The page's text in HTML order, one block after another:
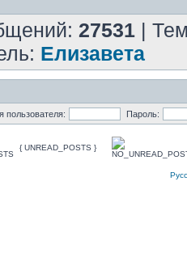
27531 |
Елизавета
пользователя: Пароль:
{ UNREAD_POSTS }